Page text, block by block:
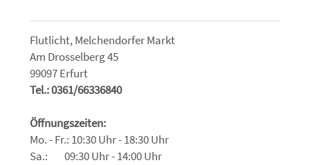
Flutlicht, Melchendorfer Markt
Am Drosselberg 45
99097 Erfurt
Tel.: 0361/66336840
Öffnungszeiten:
Mo. - Fr.: 10:30 Uhr - 18:30 Uhr
Sa.: 09:30 Uhr - 14:00 Uhr